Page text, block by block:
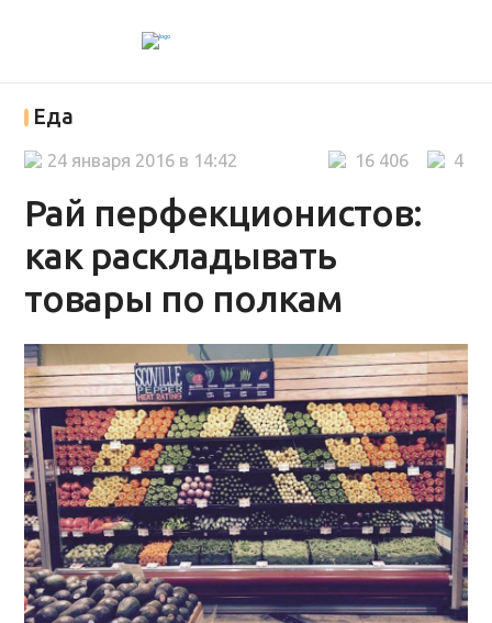
Еда
Рай перфекционистов:
как раскладывать
товары по полкам
4
16 406
24 января 2016 в 14:42